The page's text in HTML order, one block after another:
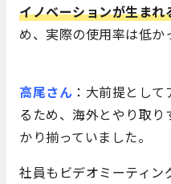
イノベーションが生まれ
め、実際の使用率は低か
高尾さん ：大前提とし
るため、海外とやり取
かり揃っていました。
社員もビデオミーティン